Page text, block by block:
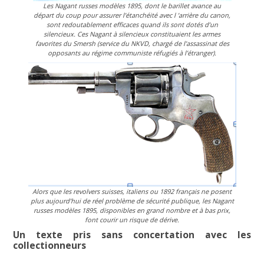
Les Nagant russes modèles 1895, dont le barillet avance au
départ du coup pour assurer l’étanchéité avec l ’arrière du canon,
sont redoutablement efficaces quand ils sont dotés d’un
silencieux. Ces Nagant à silencieux constituaient les armes
favorites du Smersh (service du NKVD, chargé de l’assassinat des
opposants au régime communiste réfugiés à l’étranger).
Alors que les revolvers suisses, italiens ou 1892 français ne posent
plus aujourd’hui de réel problème de sécurité publique, les Nagant
russes modèles 1895, disponibles en grand nombre et à bas prix,
font courir un risque de dérive.
Un texte pris sans concertation avec les
collectionneurs